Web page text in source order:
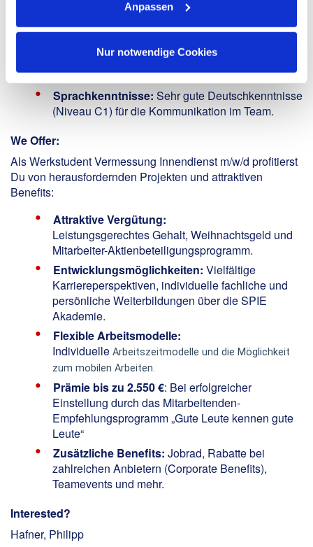
Anpassen
Nur notwendige Cookies
der Dokumentation von Telekommunikations-,
Strom- und anderen Infrastrukturprojekten sind
Arbeitsweise:Ausgeprägte analytische
Fähigkeiten und strukturierte Denkweise.
Sprachkenntnisse: Sehr gute Deutschkenntnisse
(Niveau C1) für die Kommunikation im Team.
We Offer:
Als Werkstudent Vermessung Innendienst m/w/d profitierst
Du von herausfordernden Projekten und attraktiven
Benefits:
Attraktive Vergütung:
Leistungsgerechtes Gehalt, Weihnachtsgeld und
Mitarbeiter-Aktienbeteiligungsprogramm.
Entwicklungsmöglichkeiten: Vielfältige
Karriereperspektiven, individuelle fachliche und
persönliche Weiterbildungen über die SPIE
Akademie.
Flexible Arbeitsmodelle:
Individuelle Arbeitszeitmodelle und die Möglichkeit
zum mobilen Arbeiten.
Prämie bis zu 2.550 €: Bei erfolgreicher
Einstellung durch das Mitarbeitenden-
Empfehlungsprogramm „Gute Leute kennen gute
Leute“
Zusätzliche Benefits: Jobrad, Rabatte bei
zahlreichen Anbietern (Corporate Benefits),
Teamevents und mehr.
Interested?
Hafner, Philipp